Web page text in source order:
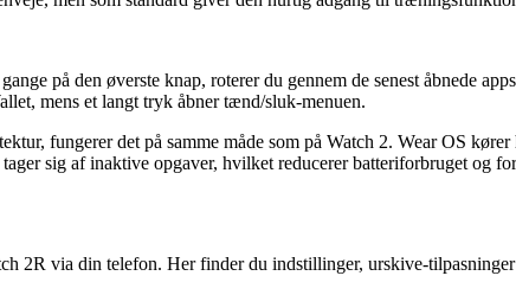
på den øverste knap, roterer du gennem de senest åbnede
mens et langt tryk åbner tænd/sluk-menuen.
fungerer det på samme måde som på Watch 2. Wear OS
sig af inaktive opgaver, hvilket reducerer batteriforbruget og
2R via din telefon. Her finder du indstillinger, urskive-